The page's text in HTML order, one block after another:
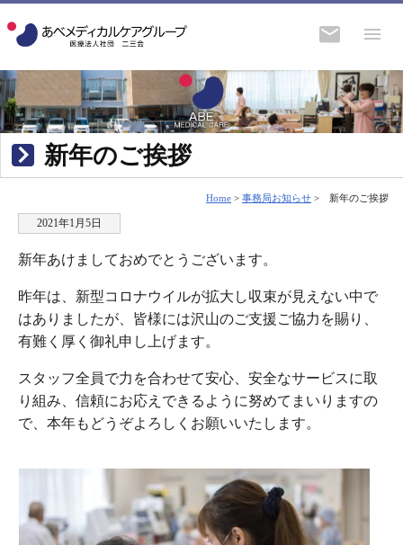
新年のご挨拶
Home > 事務局お知らせ > 新年のご挨拶
2021年1月5日
新年あけましておめでとうございます。
昨年は、新型コロナウイルが拡大し収束が見えない中で
はありましたが、皆様には沢山のご支援ご協力を賜り、
有難く厚く御礼申し上げます。
スタッフ全員で力を合わせて安心、安全なサービスに取
り組み、信頼にお応えできるように努めてまいりますの
で、本年もどうぞよろしくお願いいたします。